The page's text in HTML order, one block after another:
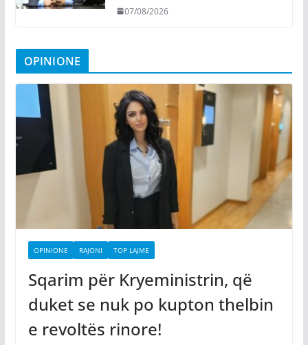
07/08/2026
OPINIONE
OPINIONE RAJONI TOP LAJME
Sqarim për Kryeministrin, që
duket se nuk po kupton thelbin
e revoltës rinore!